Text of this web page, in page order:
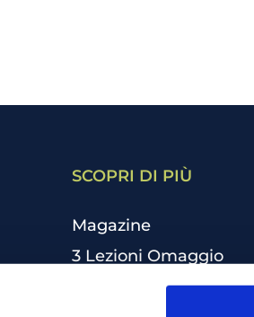
SCOPRI DI PIÙ
Magazine
3 Lezioni Omaggio